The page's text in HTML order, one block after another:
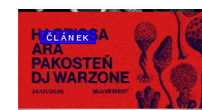
ČLÁNEK